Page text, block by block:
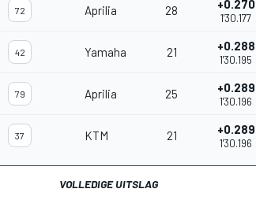
72 Aprilia 28 +0.270
1'30.177
42 Yamaha 21 +0.288
1'30.195
79 Aprilia 25 +0.289
1'30.196
37 KTM 21 +0.289
1'30.196
VOLLEDIGE UITSLAG